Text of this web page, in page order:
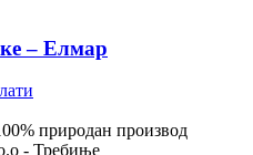
– Елмар
природан производ
- Требиње